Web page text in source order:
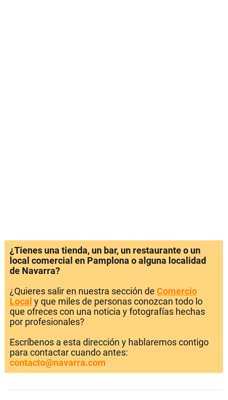
¿Tienes una tienda, un bar, un restaurante o un
local comercial en Pamplona o alguna localidad
de Navarra?
¿Quieres salir en nuestra sección de Comercio
Local y que miles de personas conozcan todo lo
que ofreces con una noticia y fotografías hechas
por profesionales?
Escríbenos a esta dirección y hablaremos contigo
para contactar cuando antes:
contacto@navarra.com